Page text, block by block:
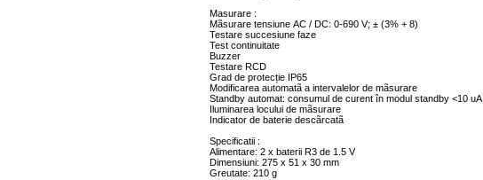
Masurare :
Mãsurare tensiune AC / DC: 0-690 V; ± (3% + 8)
Testare succesiune faze
Test continuitate
Buzzer
Testare RCD
Grad de protecție IP65
Modificarea automatã a intervalelor de mãsurare
Standby automat: consumul de curent în modul standby <10 uA
Iluminarea locului de mãsurare
Indicator de baterie descãrcatã
Specificatii :
Alimentare: 2 x baterii R3 de 1.5 V
Dimensiuni: 275 x 51 x 30 mm
Greutate: 210 g